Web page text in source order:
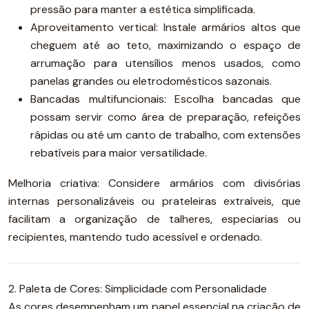
pressão para manter a estética simplificada.
Aproveitamento vertical: Instale armários altos que
cheguem até ao teto, maximizando o espaço de
arrumação para utensílios menos usados, como
panelas grandes ou eletrodomésticos sazonais.
Bancadas multifuncionais: Escolha bancadas que
possam servir como área de preparação, refeições
rápidas ou até um canto de trabalho, com extensões
rebatíveis para maior versatilidade.
Melhoria criativa: Considere armários com divisórias
internas personalizáveis ou prateleiras extraíveis, que
facilitam a organização de talheres, especiarias ou
recipientes, mantendo tudo acessível e ordenado.
2. Paleta de Cores: Simplicidade com Personalidade